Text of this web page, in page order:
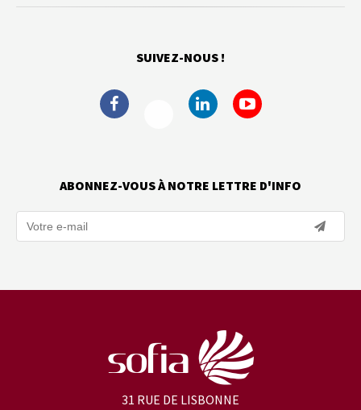
SUIVEZ-NOUS !
ABONNEZ-VOUS À NOTRE LETTRE D'INFO
31 RUE DE LISBONNE